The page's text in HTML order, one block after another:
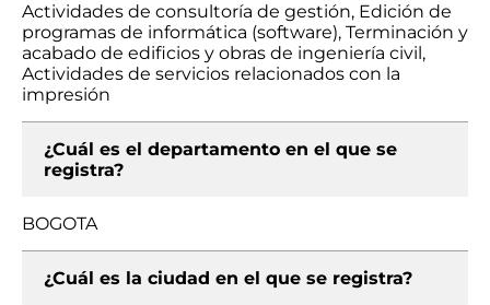
Actividades de consultoría de gestión, Edición de
programas de informática (software), Terminación y
acabado de edificios y obras de ingeniería civil,
Actividades de servicios relacionados con la
impresión
¿Cuál es el departamento en el que se
registra?
BOGOTA
¿Cuál es la ciudad en el que se registra?